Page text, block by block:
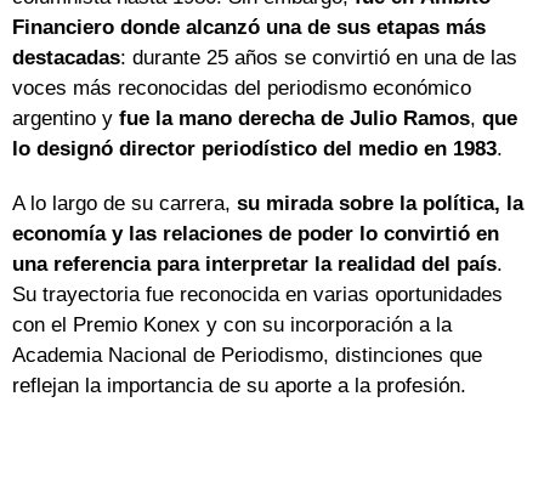
Financiero donde alcanzó una de sus etapas más
destacadas: durante 25 años se convirtió en una de las
voces más reconocidas del periodismo económico
argentino y fue la mano derecha de Julio Ramos, que
lo designó director periodístico del medio en 1983.
A lo largo de su carrera, su mirada sobre la política, la
economía y las relaciones de poder lo convirtió en
una referencia para interpretar la realidad del país.
Su trayectoria fue reconocida en varias oportunidades
con el Premio Konex y con su incorporación a la
Academia Nacional de Periodismo, distinciones que
reflejan la importancia de su aporte a la profesión.